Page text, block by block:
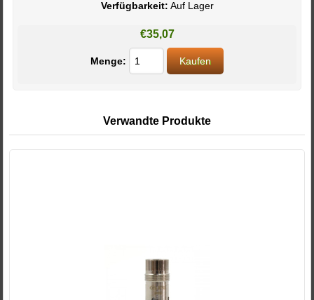
Verfügbarkeit: Auf Lager
€35,07
Menge:
Verwandte Produkte